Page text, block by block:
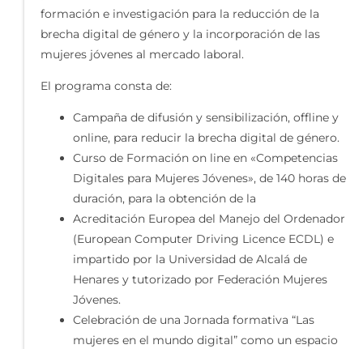
formación e investigación para la reducción de la
brecha digital de género y la incorporación de las
mujeres jóvenes al mercado laboral.
El programa consta de:
Campaña de difusión y sensibilización, offline y
online, para reducir la brecha digital de género.
Curso de Formación on line en «Competencias
Digitales para Mujeres Jóvenes», de 140 horas de
duración, para la obtención de la
Acreditación Europea del Manejo del Ordenador
(European Computer Driving Licence ECDL) e
impartido por la Universidad de Alcalá de
Henares y tutorizado por Federación Mujeres
Jóvenes.
Celebración de una Jornada formativa “Las
mujeres en el mundo digital” como un espacio